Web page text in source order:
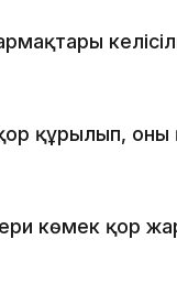
құрылып, оны
көмек қор